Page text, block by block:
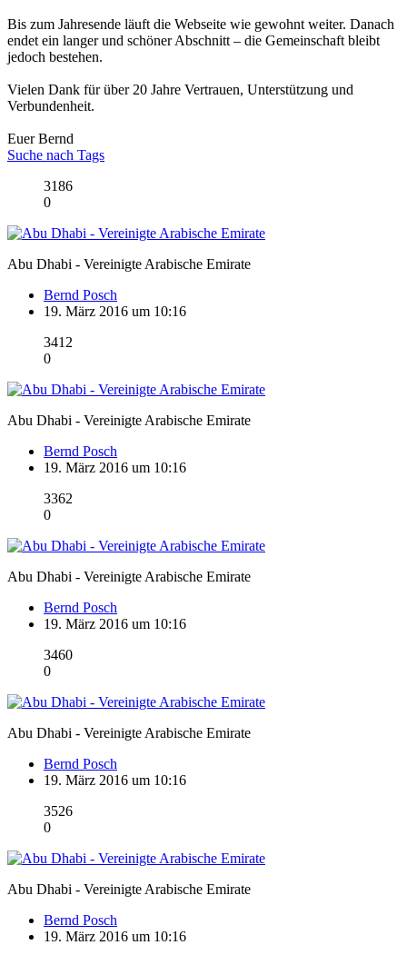
Bis zum Jahresende läuft die Webseite wie gewohnt weiter. Danach
endet ein langer und schöner Abschnitt – die Gemeinschaft bleibt
jedoch bestehen.
Vielen Dank für über 20 Jahre Vertrauen, Unterstützung und
Verbundenheit.
Euer Bernd
Suche nach Tags
3186
0
Abu Dhabi - Vereinigte Arabische Emirate
Bernd Posch
19. März 2016 um 10:16
3412
0
Abu Dhabi - Vereinigte Arabische Emirate
Bernd Posch
19. März 2016 um 10:16
3362
0
Abu Dhabi - Vereinigte Arabische Emirate
Bernd Posch
19. März 2016 um 10:16
3460
0
Abu Dhabi - Vereinigte Arabische Emirate
Bernd Posch
19. März 2016 um 10:16
3526
0
Abu Dhabi - Vereinigte Arabische Emirate
Bernd Posch
19. März 2016 um 10:16